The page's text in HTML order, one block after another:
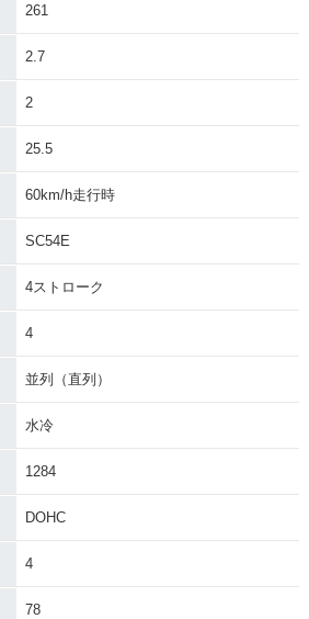
PER FOUR E Pack
PER FOUR E Pack
age・新登場
2012年 CB1300 SU
カラーチェンジ
261
2.7
2
25.5
60km/h走行時
SC54E
4ストローク
4
並列（直列）
水冷
1284
DOHC
4
78